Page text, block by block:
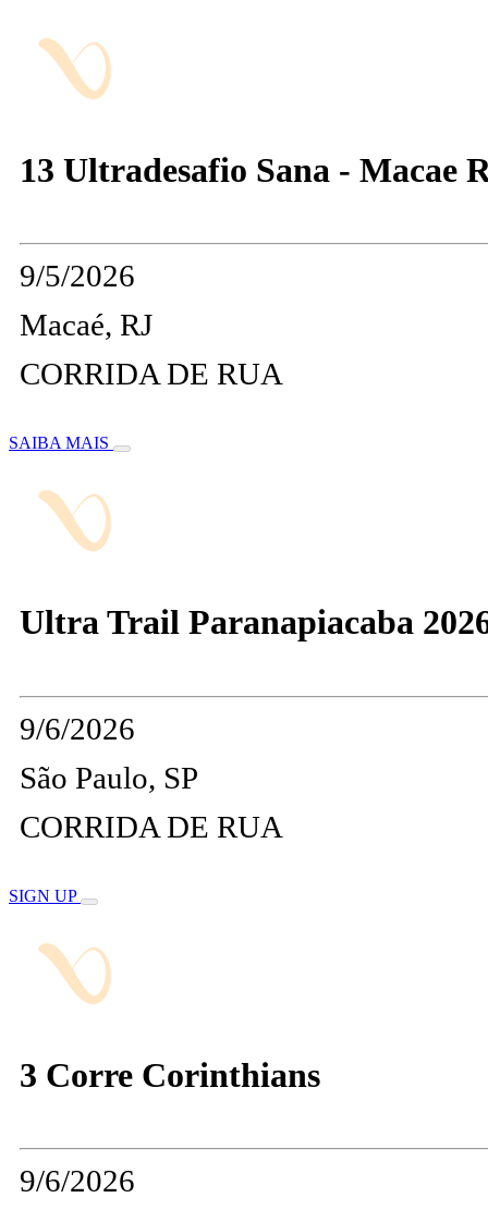
13 Ultradesafio Sana - Macae
9/5/2026
Macaé, RJ
CORRIDA DE RUA
SAIBA MAIS
Ultra Trail Paranapiacaba
9/6/2026
São Paulo, SP
CORRIDA DE RUA
SIGN UP
3 Corre Corinthians
9/6/2026